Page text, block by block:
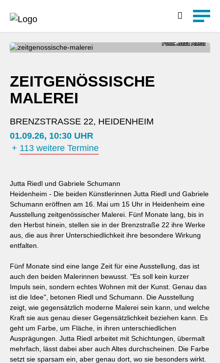
Foto: Jutta Riedl
ZEITGENÖSSISCHE
MALEREI
BRENZSTRASSE 22, HEIDENHEIM
01.09.26, 10:30 UHR
+ 113 weitere Termine
Jutta Riedl und Gabriele Schumann
Heidenheim - Die beiden Künstlerinnen Jutta Riedl und Gabriele
Schumann eröffnen am 16. Mai um 15 Uhr in Heidenheim eine
Ausstellung zeitgenössischer Malerei. Fünf Monate lang, bis in
den Herbst hinein, stellen sie in der Brenzstraße 22 ihre Werke
aus, die aus ihrer Unterschiedlichkeit ihre besondere Wirkung
entfalten.
Fünf Monate sind eine lange Zeit für eine Ausstellung, das ist
auch den beiden Malerinnen bewusst. "Es soll kein kurzer
Impuls sein, sondern echtes Wohnen mit der Kunst. Genau das
ist die Idee", betonen Riedl und Schumann. Die Ausstellung
zeigt, wie gegensätzlich moderne Malerei sein kann, und welche
Kraft sie aus genau dieser Gegensätzlichkeit beziehen kann. Es
geht um Farbe, um Fläche, in ihren unterschiedlichen
Ausprägungen. Jutta Riedl arbeitet mit Schichtungen, übermalt
mehrfach, lässt dabei aber auch Altes durchscheinen. Die Farbe
setzt sie sparsam ein, aber genau dort, wo sie besonders wirkt.